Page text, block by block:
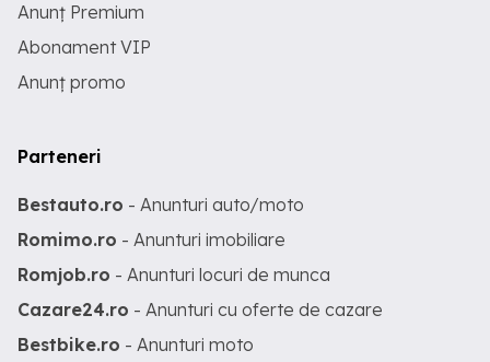
Anunț Premium
Abonament VIP
Anunț promo
Parteneri
Bestauto.ro - Anunturi auto/moto
Romimo.ro - Anunturi imobiliare
Romjob.ro - Anunturi locuri de munca
Cazare24.ro - Anunturi cu oferte de cazare
Bestbike.ro - Anunturi moto